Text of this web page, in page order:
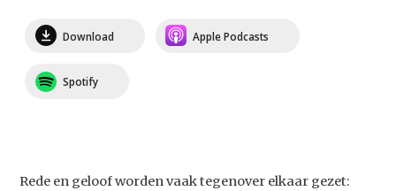
Download Apple Podcasts
Spotify
Rede en geloof worden vaak tegenover elkaar gezet: